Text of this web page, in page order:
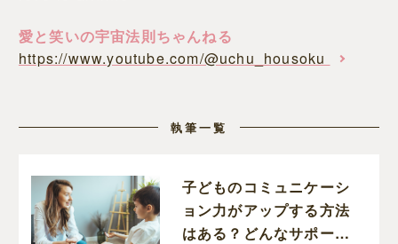
愛と笑いの宇宙法則ちゃんねる
https://www.youtube.com/@uchu_housoku
執筆一覧
子どものコミュニケーシ
ョン力がアップする方法
はある？どんなサポート